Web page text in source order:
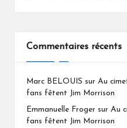
Commentaires récents
Marc BELOUIS sur Au
fans fêtent Jim Morrison
Emmanuelle Froger sur Au
fans fêtent Jim Morrison